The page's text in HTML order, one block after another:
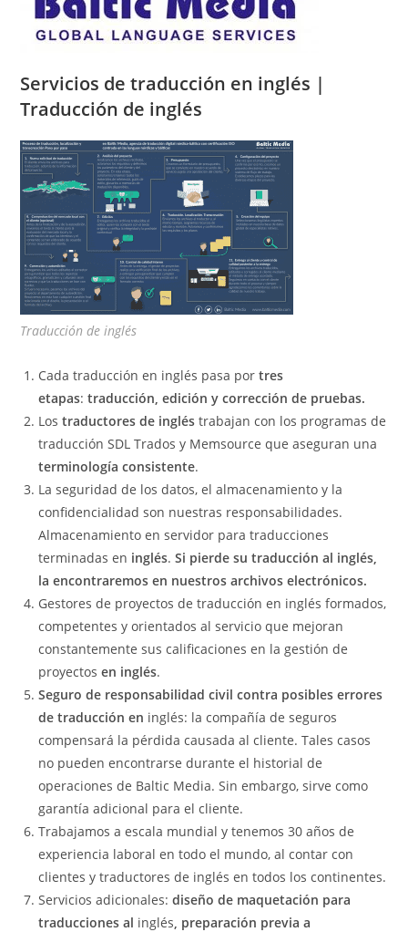
Servicios de traducción en inglés |
Traducción de inglés
Traducción de inglés
Cada traducción en inglés pasa portres
etapas:traducción, edición y corrección de pruebas.
Lostraductores de ingléstrabajan con los programas de
traducción SDL Trados y Memsource que aseguran una
terminología consistente.
La seguridad de los datos, el almacenamiento y la
confidencialidad son nuestras responsabilidades.
Almacenamiento en servidor para traducciones
terminadas en inglés.Si pierde su traducción al inglés,
la encontraremos en nuestros archivos electrónicos.
Gestores de proyectos de traducción en inglés formados,
competentes y orientados al servicio que mejoran
constantemente sus calificaciones en la gestión de
proyectosen inglés.
Seguro de responsabilidad civil contra posibles errores
de traducción en inglés: la compañía de seguros
compensará la pérdida causada al cliente. Tales casos
no pueden encontrarse durante el historial de
operaciones de Baltic Media. Sin embargo, sirve como
garantía adicional para el cliente.
Trabajamos a escala mundial y tenemos 30 años de
experiencia laboral en todo el mundo, al contar con
clientes y traductores de inglés en todos los continentes.
Servicios adicionales:diseño de maquetación para
traducciones al inglés , preparación previa a